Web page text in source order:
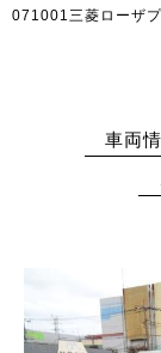
071001三菱ローザ
車両